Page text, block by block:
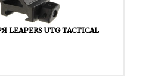
UTG TACTICAL